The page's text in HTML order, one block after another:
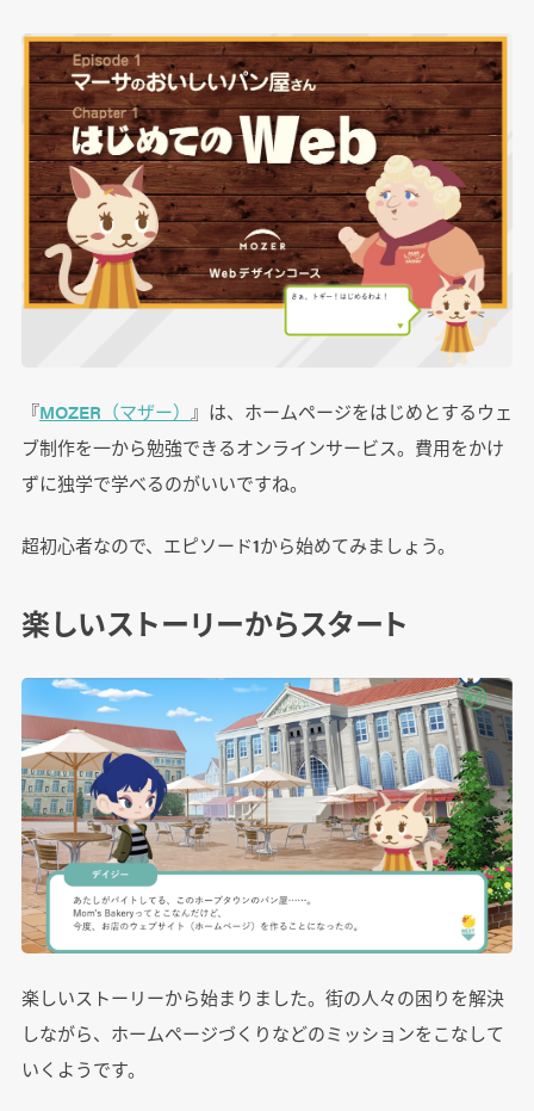
『MOZER（マザー）
』は、ホームページをはじめとするウェ
ブ制作を一から勉強できるオンラインサービス。費用をかけ
ずに独学で学べるのがいいですね。
超初心者なので、エピソード1から始めてみましょう。
楽しいストーリーからスタート
楽しいストーリーから始まりました。街の人々の困りを解決
しながら、ホームページづくりなどのミッションをこなして
いくようです。